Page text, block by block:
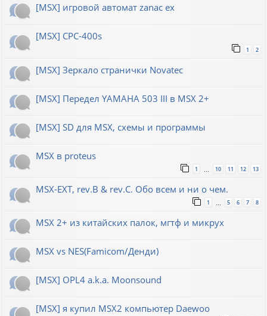
[MSX] игровой автомат zanac ex
[MSX] CPC-400s
1 2
[MSX] Зеркало странички Novatec
[MSX] Передел YAMAHA 503 III в MSX 2+
[MSX] SD для MSX, схемы и программы
MSX в proteus
1 10 11 12 13
MSX-EXT, rev.B & rev.C. Обо всем и ни о чем.
1 5 6 7 8
MSX 2+ из китайских палок, мгтф и микрух
MSX vs NES(Famicom/Денди)
[MSX] OPL4 a.k.a. Moonsound
[MSX] я купил MSX2 компьютер Daewoo